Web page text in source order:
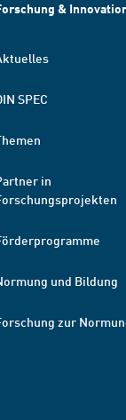
&
SPEC
in
und Bildung
zur